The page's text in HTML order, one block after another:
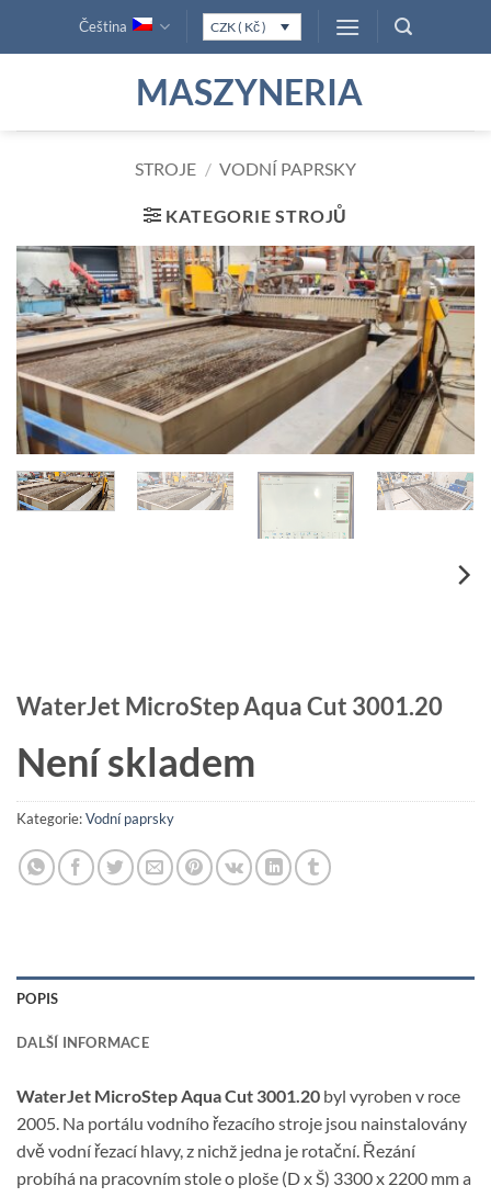
Čeština CZK ( Kč )
MASZYNERIA
STROJE / VODNÍ PAPRSKY
KATEGORIE STROJŮ
WaterJet MicroStep Aqua Cut 3001.20
Není skladem
Kategorie:Vodní paprsky
POPIS
DALŠÍ INFORMACE
WaterJet MicroStep Aqua Cut 3001.20 byl vyroben v roce
2005. Na portálu vodního řezacího stroje jsou nainstalovány
dvě vodní řezací hlavy, z nichž jedna je rotační. Řezání
probíhá na pracovním stole o ploše (D x Š) 3300 x 2200 mm a